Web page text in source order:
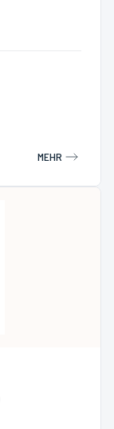
MEHR